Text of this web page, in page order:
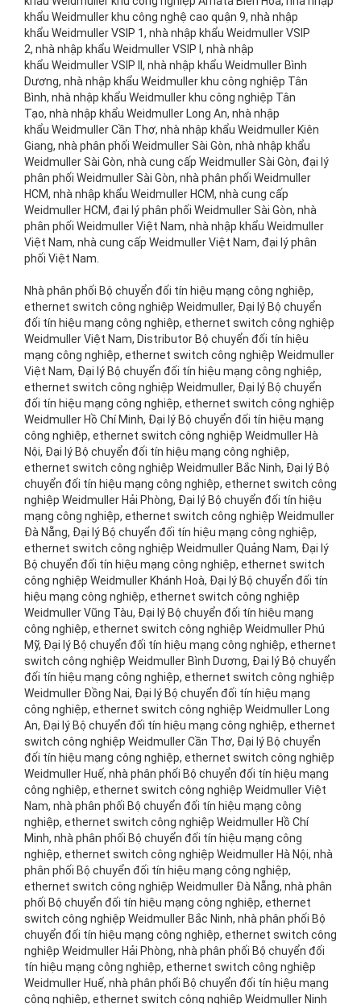
khẩu Weidmuller khu công nghệ cao quận 9, nhà nhập
khẩu Weidmuller VSIP 1, nhà nhập khẩu Weidmuller VSIP
2, nhà nhập khẩu Weidmuller VSIP I, nhà nhập
khẩu Weidmuller VSIP II, nhà nhập khẩu Weidmuller Bình
Dương, nhà nhập khẩu Weidmuller khu công nghiệp Tân
Bình, nhà nhập khẩu Weidmuller khu công nghiệp Tân
Tạo, nhà nhập khẩu Weidmuller Long An, nhà nhập
khẩu Weidmuller Cần Thơ, nhà nhập khẩu Weidmuller Kiên
Giang, nhà phân phối Weidmuller Sài Gòn, nhà nhập khẩu
Weidmuller Sài Gòn, nhà cung cấp Weidmuller Sài Gòn, đại lý
phân phối Weidmuller Sài Gòn, nhà phân phối Weidmuller
HCM, nhà nhập khẩu Weidmuller HCM, nhà cung cấp
Weidmuller HCM, đại lý phân phối Weidmuller Sài Gòn, nhà
phân phối Weidmuller Việt Nam, nhà nhập khẩu Weidmuller
Việt Nam, nhà cung cấp Weidmuller Việt Nam, đại lý phân
phối Việt Nam.
Nhà phân phối Bộ chuyển đối tín hiệu mạng công nghiệp, ethernet switch công nghiệp Weidmuller, Đại lý Bộ chuyển đối tín hiệu mạng công nghiệp, ethernet switch công nghiệp Weidmuller Việt Nam, Distributor Bộ chuyển đối tín hiệu mạng công nghiệp, ethernet switch công nghiệp Weidmuller Việt Nam, Đại lý Bộ chuyển đối tín hiệu mạng công nghiệp, ethernet switch công nghiệp Weidmuller, Đại lý Bộ chuyển đối tín hiệu mạng công nghiệp, ethernet switch công nghiệp Weidmuller Hồ Chí Minh, Đại lý Bộ chuyển đối tín hiệu mạng công nghiệp, ethernet switch công nghiệp Weidmuller Hà Nội, Đại lý Bộ chuyển đối tín hiệu mạng công nghiệp, ethernet switch công nghiệp Weidmuller Bắc Ninh, Đại lý Bộ chuyển đối tín hiệu mạng công nghiệp, ethernet switch công nghiệp Weidmuller Hải Phòng, Đại lý Bộ chuyển đối tín hiệu mạng công nghiệp, ethernet switch công nghiệp Weidmuller Đà Nẵng, Đại lý Bộ chuyển đối tín hiệu mạng công nghiệp, ethernet switch công nghiệp Weidmuller Quảng Nam, Đại lý Bộ chuyển đối tín hiệu mạng công nghiệp, ethernet switch công nghiệp Weidmuller Khánh Hoà, Đại lý Bộ chuyển đối tín hiệu mạng công nghiệp, ethernet switch công nghiệp Weidmuller Vũng Tàu, Đại lý Bộ chuyển đối tín hiệu mạng công nghiệp, ethernet switch công nghiệp Weidmuller Phú Mỹ, Đại lý Bộ chuyển đối tín hiệu mạng công nghiệp, ethernet switch công nghiệp Weidmuller Bình Dương, Đại lý Bộ chuyển đối tín hiệu mạng công nghiệp, ethernet switch công nghiệp Weidmuller Đồng Nai, Đại lý Bộ chuyển đối tín hiệu mạng công nghiệp, ethernet switch công nghiệp Weidmuller Long An, Đại lý Bộ chuyển đối tín hiệu mạng công nghiệp, ethernet switch công nghiệp Weidmuller Cần Thơ, Đại lý Bộ chuyển đối tín hiệu mạng công nghiệp, ethernet switch công nghiệp Weidmuller Huế, nhà phân phối Bộ chuyển đối tín hiệu mạng công nghiệp, ethernet switch công nghiệp Weidmuller Việt Nam, nhà phân phối Bộ chuyển đối tín hiệu mạng công nghiệp, ethernet switch công nghiệp Weidmuller Hồ Chí Minh, nhà phân phối Bộ chuyển đối tín hiệu mạng công nghiệp, ethernet switch công nghiệp Weidmuller Hà Nội, nhà phân phối Bộ chuyển đối tín hiệu mạng công nghiệp, ethernet switch công nghiệp Weidmuller Đà Nẵng, nhà phân phối Bộ chuyển đối tín hiệu mạng công nghiệp, ethernet switch công nghiệp Weidmuller Bắc Ninh, nhà phân phối Bộ chuyển đối tín hiệu mạng công nghiệp, ethernet switch công nghiệp Weidmuller Hải Phòng, nhà phân phối Bộ chuyển đối tín hiệu mạng công nghiệp, ethernet switch công nghiệp Weidmuller Huế, nhà phân phối Bộ chuyển đối tín hiệu mạng công nghiệp, ethernet switch công nghiệp Weidmuller Ninh Bình, nhà phân phối Bộ chuyển đối tín hiệu mạng công nghiệp, ethernet switch công nghiệp Weidmuller Quảng Nam, nhà phân phối Bộ chuyển đối tín hiệu mạng công nghiệp, ethernet switch công nghiệp Weidmuller Khánh Hoà, nhà phân phối Bộ chuyển đối tín hiệu mạng công nghiệp, ethernet switch công nghiệp Weidmuller Dung Quất, nhà phân phối Bộ chuyển đối tín hiệu mạng công nghiệp, ethernet switch công nghiệp Weidmuller Vũng Tàu, nhà phân phối Bộ chuyển đối tín hiệu mạng công nghiệp, ethernet switch công nghiệp Weidmuller Đồng Nai, nhà phân phối Bộ chuyển đối tín hiệu mạng công nghiệp, ethernet switch công nghiệp Weidmuller Phú Mỹ, nhà phân phối Bộ chuyển đối tín hiệu mạng công nghiệp, ethernet switch công nghiệp Weidmuller Bình Dương, nhà phân phối Bộ chuyển đối tín hiệu mạng công nghiệp, ethernet switch công nghiệp Weidmuller Vsip 1, nhà phân phối Bộ chuyển đối tín hiệu mạng công nghiệp, ethernet switch công nghiệp Weidmuller Vsip 2, nhà phân phối Bộ chuyển đối tín hiệu mạng công nghiệp, ethernet switch công nghiệp Weidmuller VSIP I, nhà phân phối Bộ chuyển đối tín hiệu mạng công nghiệp, ethernet switch công nghiệp Weidmuller VSIP II, nhà phân phối Bộ chuyển đối tín hiệu mạng công nghiệp, ethernet switch công nghiệp Weidmuller Biên Hoà, nhà phân phối Bộ chuyển đối tín hiệu mạng công nghiệp, ethernet switch công nghiệp Weidmuller Long An, nhà phân phối Bộ chuyển đối tín hiệu mạng công nghiệp, ethernet switch công nghiệp Weidmuller Cần Thơ, distributor Bộ chuyển đối tín hiệu mạng công nghiệp, ethernet switch công nghiệp Weidmuller Việt Nam, distributor Bộ chuyển đối tín hiệu mạng công nghiệp, ethernet switch công nghiệp Weidmuller Hồ Chí Minh, distributor Bộ chuyển đối tín hiệu mạng công nghiệp, ethernet switch công nghiệp Weidmuller, distributor Bộ chuyển đối tín hiệu mạng công nghiệp, ethernet switch công nghiệp Weidmuller Hà Nội, distributor Bộ chuyển đối tín hiệu mạng công nghiệp, ethernet switch công nghiệp Weidmuller Bắc Ninh, distributor Bộ chuyển đối tín hiệu mạng công nghiệp, ethernet switch công nghiệp Weidmuller Hải Phòng, distributor Bộ chuyển đối tín hiệu mạng công nghiệp, ethernet switch công nghiệp Weidmuller Huế , distributor Bộ chuyển đối tín hiệu mạng công nghiệp, ethernet switch công nghiệp Weidmuller Đà Nẵng, distributor Bộ chuyển đối tín hiệu mạng công nghiệp, ethernet switch công nghiệp Weidmuller Quảng Nam, distributor Bộ chuyển đối tín hiệu mạng công nghiệp, ethernet switch công nghiệp Weidmuller Dung Quất, distributor Bộ chuyển đối tín hiệu mạng công nghiệp, ethernet switch công nghiệp Weidmuller Khánh Hoà, distributor Bộ chuyển đối tín hiệu mạng công nghiệp, ethernet switch công nghiệp Weidmuller Bình Định, distributor Bộ chuyển đối tín hiệu mạng công nghiệp, ethernet switch công nghiệp Weidmuller Đồng Nai, distributor Bộ chuyển đối tín hiệu mạng công nghiệp, ethernet switch công nghiệp Weidmuller Vũng Tàu, distributor Bộ chuyển đối tín hiệu mạng công nghiệp, ethernet switch công nghiệp Weidmuller Phú Mỹ, distributor Bộ chuyển đối tín hiệu mạng công nghiệp, ethernet switch công nghiệp Weidmuller Cát Lái, distributor Bộ chuyển đối tín hiệu mạng công nghiệp, ethernet switch công nghiệp Weidmuller Biên Hoà, distributor Bộ chuyển đối tín hiệu mạng công nghiệp, ethernet switch công nghiệp Weidmuller Bình Dương, distributor Bộ chuyển đối tín hiệu mạng công nghiệp, ethernet switch công nghiệp Weidmuller VSIP 1, distributor Bộ chuyển đối tín hiệu mạng công nghiệp, ethernet switch công nghiệp Weidmuller VSIP 2, distributor Bộ chuyển đối tín hiệu mạng công nghiệp, ethernet switch công nghiệp Weidmuller VSIP I, distributor Bộ chuyển đối tín hiệu mạng công nghiệp, ethernet switch công nghiệp Weidmuller VSIP II, distributor Bộ chuyển đối tín hiệu mạng công nghiệp, ethernet switch công nghiệp Weidmuller Long An, distributor Bộ chuyển đối tín hiệu mạng công nghiệp, ethernet switch công nghiệp Weidmuller Cần Thơ, nhà cung cấp Bộ chuyển đối tín hiệu mạng công nghiệp, ethernet switch công nghiệp Weidmuller, nhà cung cấp Bộ chuyển đối tín hiệu mạng công nghiệp, ethernet switch công nghiệp Weidmuller Việt Nam, nhà cung cấp Bộ chuyển đối tín hiệu mạng công nghiệp, ethernet switch công nghiệp Weidmuller Hồ Chí Minh, nhà cung cấp Bộ chuyển đối tín hiệu mạng công nghiệp, ethernet switch công nghiệp Weidmuller Hà Nội, nhà cung cấp Bộ chuyển đối tín hiệu mạng công nghiệp, ethernet switch công nghiệp Weidmuller Bắc Ninh, nhà cung cấp Bộ chuyển đối tín hiệu mạng công nghiệp, ethernet switch công nghiệp Weidmuller Hải Phòng, nhà cung cấp Bộ chuyển đối tín hiệu mạng công nghiệp, ethernet switch công nghiệp Weidmuller Huế, nhà cung cấp Bộ chuyển đối tín hiệu mạng công nghiệp, ethernet switch công nghiệp Weidmuller Quảng Nam, nhà cung cấp Bộ chuyển đối tín hiệu mạng công nghiệp, ethernet switch công nghiệp Weidmuller Đà Nẵng, nhà cung cấp Bộ chuyển đối tín hiệu mạng công nghiệp, ethernet switch công nghiệp Weidmuller Bình Định, nhà cung cấp Bộ chuyển đối tín hiệu mạng công nghiệp, ethernet switch công nghiệp Weidmuller Khánh Hoà, nhà cung cấp Bộ chuyển đối tín hiệu mạng công nghiệp, ethernet switch công nghiệp Weidmuller Bình Thuận, nhà cung cấp Bộ chuyển đối tín hiệu mạng công nghiệp, ethernet switch công nghiệp Weidmuller Đồng Nai, nhà cung cấp Bộ chuyển đối tín hiệu mạng công nghiệp, ethernet switch công nghiệp Weidmuller Vũng Tàu, nhà cung cấp Bộ chuyển đối tín hiệu mạng công nghiệp, ethernet switch công nghiệp Weidmuller Cát Lái, nhà cung cấp Bộ chuyển đối tín hiệu mạng công nghiệp, ethernet switch công nghiệp Weidmuller Phú Mỹ, nhà cung cấp Bộ chuyển đối tín hiệu mạng công nghiệp, ethernet switch công nghiệp Weidmuller Biên Hoà, nhà cung cấp Bộ chuyển đối tín hiệu mạng công nghiệp, ethernet switch công nghiệp Weidmuller Bình Dương, nhà cung cấp Bộ chuyển đối tín hiệu mạng công nghiệp, ethernet switch công nghiệp Weidmuller VSIP 1, nhà cung cấp Bộ chuyển đối tín hiệu mạng công nghiệp, ethernet switch công nghiệp Weidmuller VSIP 2, nhà cung cấp Bộ chuyển đối tín hiệu mạng công nghiệp, ethernet switch công nghiệp Weidmuller VSIP I, nhà cung cấp Bộ chuyển đối tín hiệu mạng công nghiệp, ethernet switch công nghiệp Weidmuller VSIP II, nhà cung cấp Bộ chuyển đối tín hiệu mạng công nghiệp, ethernet switch công nghiệp Weidmuller khu công nghệ cao Quận 9, nhà cung cấp Bộ chuyển đối tín hiệu mạng công nghiệp, ethernet switch công nghiệp Weidmuller khu công nghiệp Tân Bình, nhà cung cấp Bộ chuyển đối tín hiệu mạng công nghiệp, ethernet switch công nghiệp Weidmuller Long An, nhà cung cấp Bộ chuyển đối tín hiệu mạng công nghiệp, ethernet switch công nghiệp Weidmuller Cần Thơ, nhà cung cấp Bộ chuyển đối tín hiệu mạng công nghiệp, ethernet switch công nghiệp Weidmuller khu công nghiệp Amata Biên Hoà, nhà nhập khẩu Bộ chuyển đối tín hiệu mạng công nghiệp, ethernet switch công nghiệp Weidmuller, nhà nhập khẩu Bộ chuyển đối tín hiệu mạng công nghiệp, ethernet switch công nghiệp Weidmuller Việt Nam, nhà nhập khẩu Bộ chuyển đối tín hiệu mạng công nghiệp, ethernet switch công nghiệp Weidmuller Hồ Chí Minh, nhà nhập khẩu Bộ chuyển đối tín hiệu mạng công nghiệp, ethernet switch công nghiệp Weidmuller Hà Nội, nhà nhập khẩu Bộ chuyển đối tín hiệu mạng công nghiệp, ethernet switch công nghiệp Weidmuller Bắc Ninh, nhà nhập khẩu Bộ chuyển đối tín hiệu mạng công nghiệp, ethernet switch công nghiệp Weidmuller Hải Phòng, nhà nhập khẩu Bộ chuyển đối tín hiệu mạng công nghiệp, ethernet switch công nghiệp Weidmuller Huế, nhà nhập khẩu Bộ chuy